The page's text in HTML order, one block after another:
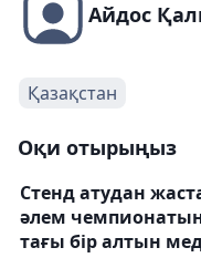
Айдос
Қазақстан
Оқи отырыңыз
Стенд атудан
әлем
тағы бір алтын